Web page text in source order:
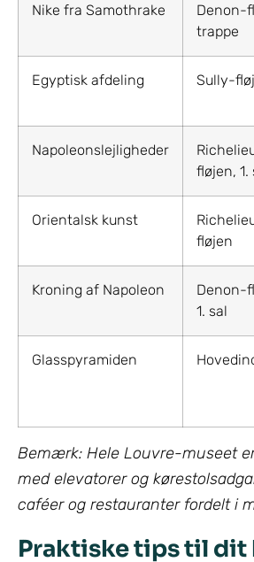
Nike fra Samothrake
Denon-
trappe
Egyptisk afdeling Sully-
Napoleonslejligheder
fløjen, 1.
Orientalsk kunst
fløjen
Kroning af Napoleon
Denon-
1. sal
Glasspyramiden
Bemærk: Hele Louvre-museet
med elevatorer og
caféer og restauranter fordelt i
Praktiske tips til dit